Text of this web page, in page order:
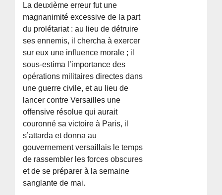
La deuxième erreur fut une
magnanimité excessive de la part
du prolétariat : au lieu de détruire
ses ennemis, il chercha à exercer
sur eux une influence morale ; il
sous-estima l’importance des
opérations militaires directes dans
une guerre civile, et au lieu de
lancer contre Versailles une
offensive résolue qui aurait
couronné sa victoire à Paris, il
s’attarda et donna au
gouvernement versaillais le temps
de rassembler les forces obscures
et de se préparer à la semaine
sanglante de mai.